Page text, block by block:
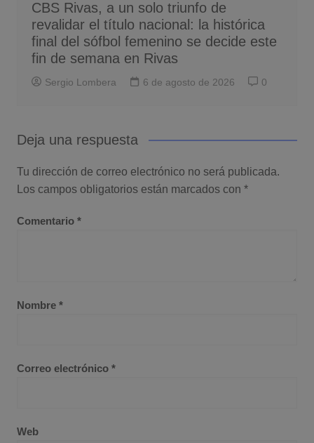
CBS Rivas, a un solo triunfo de
revalidar el título nacional: la histórica
final del sófbol femenino se decide este
fin de semana en Rivas
Sergio Lombera 6 de agosto de 2026 0
Deja una respuesta
Tu dirección de correo electrónico no será publicada.
Los campos obligatorios están marcados con *
Comentario *
Nombre *
Correo electrónico *
Web